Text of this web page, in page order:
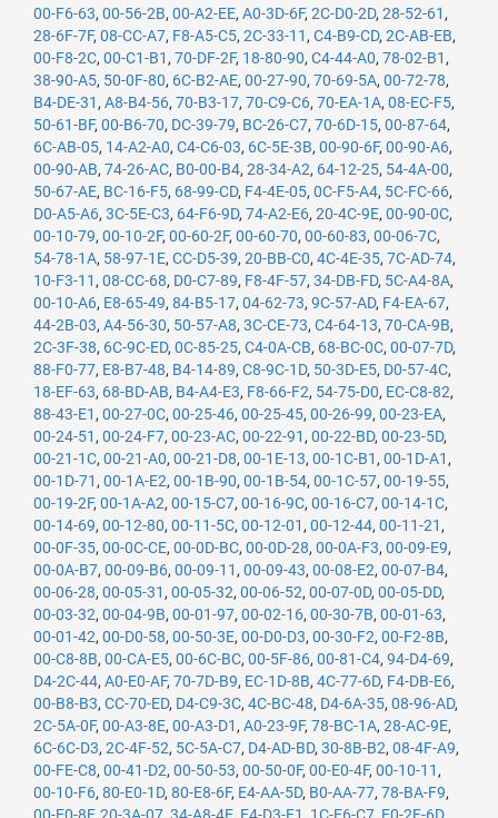
00-F6-63, 00-56-2B, 00-A2-EE, A0-3D-6F, 2C-D0-2D, 28-52-61 ,
28-6F-7F, 08-CC-A7, F8-A5-C5, 2C-33-11 , C4-B9-CD, 2C-AB-EB,
00-F8-2C, 00-C1-B1 , 70-DF-2F, 18-80-90, C4-44-A0, 78-02-B1 ,
38-90-A5, 50-0F-80, 6C-B2-AE, 00-27-90, 70-69-5A, 00-72-78,
B4-DE-31 , A8-B4-56, 70-B3-17, 70-C9-C6, 70-EA-1A, 08-EC-F5,
50-61-BF, 00-B6-70, DC-39-79, BC-26-C7, 70-6D-15, 00-87-64,
6C-AB-05, 14-A2-A0, C4-C6-03, 6C-5E-3B, 00-90-6F, 00-90-A6,
00-90-AB, 74-26-AC, B0-00-B4, 28-34-A2, 64-12-25, 54-4A-00,
50-67-AE, BC-16-F5, 68-99-CD, F4-4E-05, 0C-F5-A4, 5C-FC-66,
D0-A5-A6, 3C-5E-C3, 64-F6-9D, 74-A2-E6, 20-4C-9E, 00-90-0C,
00-10-79, 00-10-2F, 00-60-2F, 00-60-70, 00-60-83, 00-06-7C,
54-78-1A, 58-97-1E, CC-D5-39, 20-BB-C0, 4C-4E-35, 7C-AD-74,
10-F3-11 , 08-CC-68, D0-C7-89, F8-4F-57, 34-DB-FD, 5C-A4-8A,
00-10-A6, E8-65-49, 84-B5-17, 04-62-73, 9C-57-AD, F4-EA-67,
44-2B-03, A4-56-30, 50-57-A8, 3C-CE-73, C4-64-13, 70-CA-9B,
2C-3F-38, 6C-9C-ED, 0C-85-25, C4-0A-CB, 68-BC-0C, 00-07-7D,
88-F0-77, E8-B7-48, B4-14-89, C8-9C-1D, 50-3D-E5, D0-57-4C,
18-EF-63, 68-BD-AB, B4-A4-E3, F8-66-F2, 54-75-D0, EC-C8-82,
88-43-E1 , 00-27-0C, 00-25-46, 00-25-45, 00-26-99, 00-23-EA,
00-24-51 , 00-24-F7, 00-23-AC, 00-22-91 , 00-22-BD, 00-23-5D,
00-21-1C, 00-21-A0, 00-21-D8, 00-1E-13, 00-1C-B1 , 00-1D-A1 ,
00-1D-71 , 00-1A-E2, 00-1B-90, 00-1B-54, 00-1C-57, 00-19-55,
00-19-2F, 00-1A-A2, 00-15-C7, 00-16-9C, 00-16-C7, 00-14-1C,
00-14-69, 00-12-80, 00-11-5C, 00-12-01 , 00-12-44, 00-11-21 ,
00-0F-35, 00-0C-CE, 00-0D-BC, 00-0D-28, 00-0A-F3, 00-09-E9,
00-0A-B7, 00-09-B6, 00-09-11 , 00-09-43, 00-08-E2, 00-07-B4,
00-06-28, 00-05-31 , 00-05-32, 00-06-52, 00-07-0D, 00-05-DD,
00-03-32, 00-04-9B, 00-01-97, 00-02-16, 00-30-7B, 00-01-63,
00-01-42, 00-D0-58, 00-50-3E, 00-D0-D3, 00-30-F2, 00-F2-8B,
00-C8-8B, 00-CA-E5, 00-6C-BC, 00-5F-86, 00-81-C4, 94-D4-69,
D4-2C-44, A0-E0-AF, 70-7D-B9, EC-1D-8B, 4C-77-6D, F4-DB-E6,
00-B8-B3, CC-70-ED, D4-C9-3C, 4C-BC-48, D4-6A-35, 08-96-AD,
2C-5A-0F, 00-A3-8E, 00-A3-D1 , A0-23-9F, 78-BC-1A, 28-AC-9E,
6C-6C-D3, 2C-4F-52, 5C-5A-C7, D4-AD-BD, 30-8B-B2, 08-4F-A9,
00-FE-C8, 00-41-D2, 00-50-53, 00-50-0F, 00-E0-4F, 00-10-11 ,
00-10-F6, 80-E0-1D, 80-E8-6F, E4-AA-5D, B0-AA-77, 78-BA-F9,